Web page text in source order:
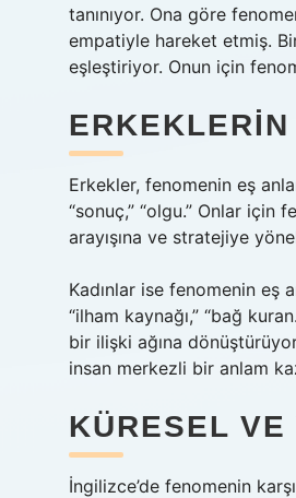
tanınıyor. Ona göre
empatiyle hareket etmiş.
eşleştiriyor. Onun için
Erkekler, fenomenin eş
“sonuç,” “olgu.” Onlar için
arayışına ve stratejiye
Kadınlar ise fenomenin eş
“ilham kaynağı,” “bağ
bir ilişki ağına
insan merkezli bir anlam
KÜRESEL VE
İngilizce’de fenomenin